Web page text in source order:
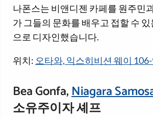
나폰스는 비앤디젠 카페를 원주민
가 그들의 문화를 배우고 접할 수
으로 디자인했습니다.
위치: 오타와, 익스히비션 웨이
Bea Gonfa,Niagara
소유주이자 셰프